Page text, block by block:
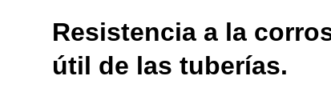
Resistencia a la
útil de las tuberías.